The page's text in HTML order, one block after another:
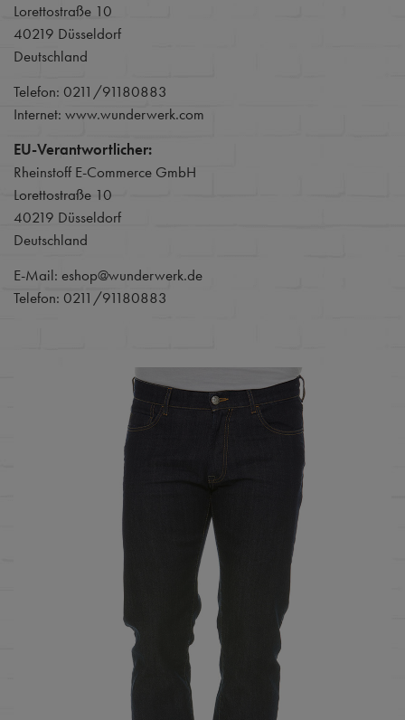
Lorettostraße 10
40219 Düsseldorf
Deutschland
Telefon: 0211/91180883
Internet: www.wunderwerk.com
EU-Verantwortlicher:
Rheinstoff E-Commerce GmbH
Lorettostraße 10
40219 Düsseldorf
Deutschland
E-Mail: eshop@wunderwerk.de
Telefon: 0211/91180883